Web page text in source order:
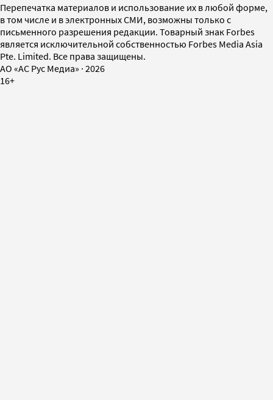
Перепечатка материалов и использование их в любой форме,
в том числе и в электронных СМИ, возможны только с
письменного разрешения редакции. Товарный знак Forbes
является исключительной собственностью Forbes Media Asia
Pte. Limited. Все права защищены.
AO «АС Рус Медиа» · 2026
16+